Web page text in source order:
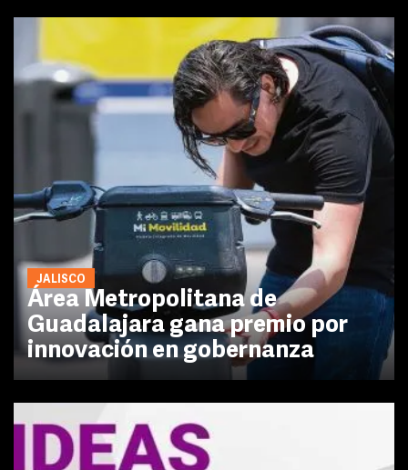
JALISCO
Área Metropolitana de
Guadalajara gana premio por
innovación en gobernanza